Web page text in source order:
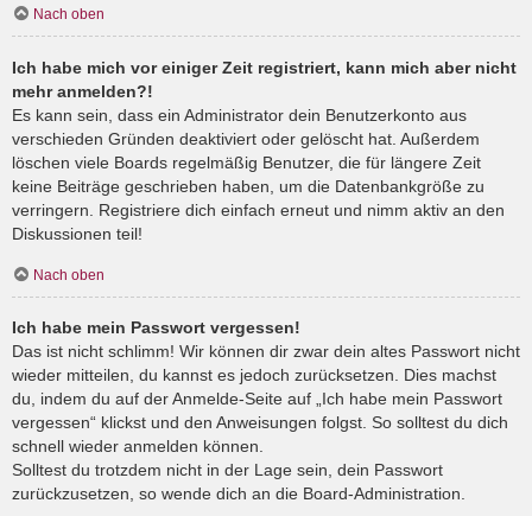
Nach oben
Ich habe mich vor einiger Zeit registriert, kann mich aber nicht
mehr anmelden?!
Es kann sein, dass ein Administrator dein Benutzerkonto aus
verschieden Gründen deaktiviert oder gelöscht hat. Außerdem
löschen viele Boards regelmäßig Benutzer, die für längere Zeit
keine Beiträge geschrieben haben, um die Datenbankgröße zu
verringern. Registriere dich einfach erneut und nimm aktiv an den
Diskussionen teil!
Nach oben
Ich habe mein Passwort vergessen!
Das ist nicht schlimm! Wir können dir zwar dein altes Passwort nicht
wieder mitteilen, du kannst es jedoch zurücksetzen. Dies machst
du, indem du auf der Anmelde-Seite auf „Ich habe mein Passwort
vergessen“ klickst und den Anweisungen folgst. So solltest du dich
schnell wieder anmelden können.
Solltest du trotzdem nicht in der Lage sein, dein Passwort
zurückzusetzen, so wende dich an die Board-Administration.